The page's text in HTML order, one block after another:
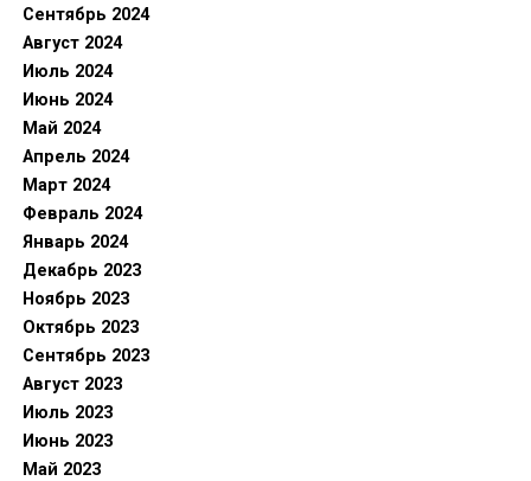
Сентябрь 2024
Август 2024
Июль 2024
Июнь 2024
Май 2024
Апрель 2024
Март 2024
Февраль 2024
Январь 2024
Декабрь 2023
Ноябрь 2023
Октябрь 2023
Сентябрь 2023
Август 2023
Июль 2023
Июнь 2023
Май 2023